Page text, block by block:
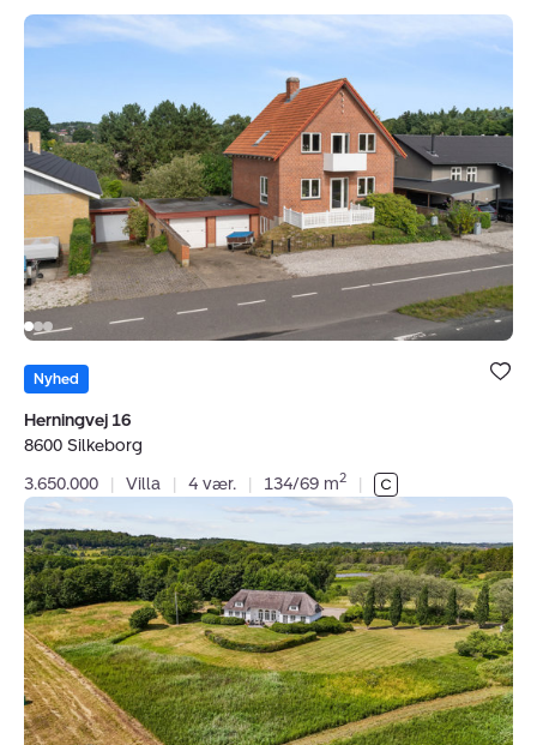
Villa:
8600
Silkeborg
Bolig er
under dine
Nyhed
Herningvej 16
8600 Silkeborg
3.650.000
| Villa | 4 vær. | 134/69 m2 |
Villa:
Funderholmevej
76,
Funderholme,
8600
Silkeborg